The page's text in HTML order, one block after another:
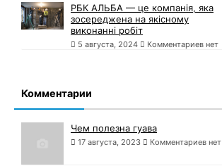
РБК АЛЬБА — це компанія, яка
зосереджена на якісному
виконанні робіт
5 августа, 2024 Комментариев нет
Комментарии
Чем полезна гуава
17 августа, 2023 Комментариев нет